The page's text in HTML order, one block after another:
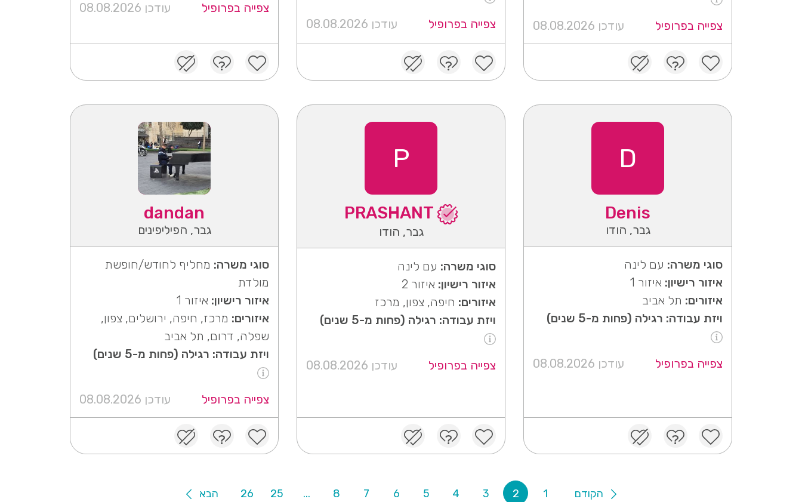
צפייה בפרופיל עודכן 08.08.2026 צפייה בפרופיל עודכן 08.08.2026
צפייה בפרופיל
עודכן 08.08.2026
D
Denis
גבר, הודו
סוגי משרה: עם לינה
איזור רישיון: איזור 1
איזורים: תל אביב
ויזת עבודה: רגילה (פחות מ-5 שנים)
צפייה בפרופיל עודכן 08.08.2026
P
גבר, הודו
סוגי משרה: עם לינה
איזור רישיון: איזור 2
איזורים: חיפה, צפון, מרכז
ויזת עבודה: רגילה (פחות מ-5 שנים)
צפייה בפרופיל עודכן 08.08.2026
dandan
גבר, הפיליפינים
סוגי משרה: מחליף לחודש/חופשת
מולדת
איזור רישיון: איזור 1
איזורים: מרכז, חיפה, ירושלים, צפון,
שפלה, דרום, תל אביב
ויזת עבודה: רגילה (פחות מ-5 שנים)
צפייה בפרופיל עודכן 08.08.2026
הקודם 1
2
3
4
5
6
7
8
...
25
26 הבא